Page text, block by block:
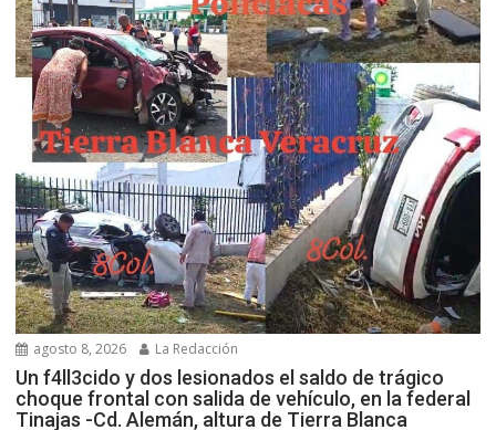
agosto 8, 2026 La Redacción
Un f4ll3cido y dos lesionados el saldo de trágico
choque frontal con salida de vehículo, en la federal
Tinajas -Cd. Alemán, altura de Tierra Blanca